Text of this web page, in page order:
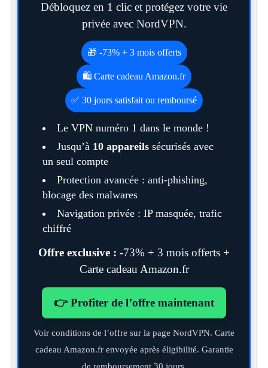
Débloquez en 1 clic et protégez votre vie
privée avec NordVPN.
🎁 -73% + 3 mois offerts
🛍️ Carte cadeau Amazon.fr
✅ 30 jours satisfait ou remboursé
Le VPN numéro 1 dans le monde !
Jusqu’à 10 appareilssécurisés avec
un seul compte
Protection avancée : anti-phishing,
blocage des malwares
Navigation privée : IP masquée, trafic
chiffré
Offre exclusive : -73% + 3 mois offerts +
Carte cadeau Amazon.fr
👉 Profiter de l’offre maintenant
Voir conditions de l’offre sur la page NordVPN. Carte
cadeau Amazon.fr envoyée après éligibilité. Garantie